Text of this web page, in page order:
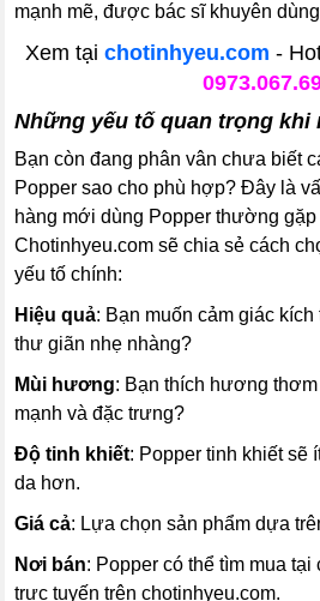
mạnh mẽ, được bác sĩ khuyên
Xem tại chotinhyeu.com -
Những yếu tố quan trọng khi
Bạn còn đang phân vân chưa biết
Popper sao cho phù hợp? Đây là
hàng mới dùng Popper thường
Chotinhyeu.com sẽ chia sẻ cách
yếu tố chính:
Hiệu quả: Bạn muốn cảm giác
thư giãn nhẹ nhàng?
Mùi hương: Bạn thích hương
mạnh và đặc trưng?
Độ tinh khiết: Popper tinh khiết sẽ
da hơn.
Giá cả: Lựa chọn sản phẩm dựa
Nơi bán: Popper có thể tìm mua
trực tuyến trên chotinhyeu.com.